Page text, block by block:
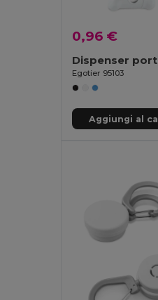
0,96 €
Egotier 95103
Aggiungi al